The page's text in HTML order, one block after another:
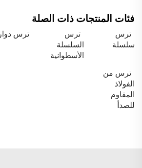
فئات المنتجات ذات الصلة
ترس
سلسلة
ترس
السلسلة
الأسطوانية
ترس دوار
ترس من
الفولاذ
المقاوم
للصدأ